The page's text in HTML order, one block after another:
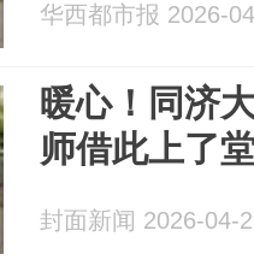
华西都市报 2026-
暖心！同济
师借此上了
封面新闻 2026-04-